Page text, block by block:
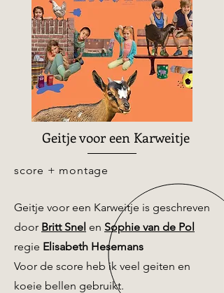
Geitje voor een Karweitje
score + montage
Geitje voor een Karweitje is geschreven
door Britt Snel en Sophie van de Pol
regie Elisabeth Hesemans
Voor de score heb ik veel geiten en
koeie bellen gebruikt.